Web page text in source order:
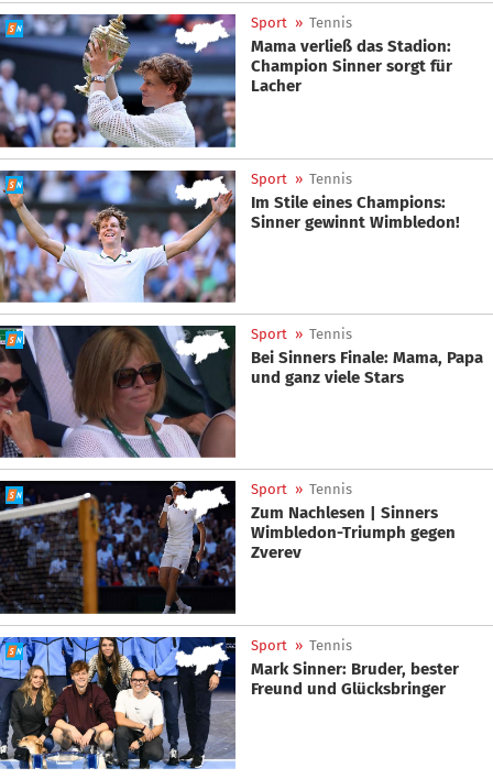
Sport » Tennis
Mama verließ das Stadion:
Champion Sinner sorgt für
Lacher
Sport » Tennis
Im Stile eines Champions:
Sinner gewinnt Wimbledon!
Sport » Tennis
Bei Sinners Finale: Mama, Papa
und ganz viele Stars
Sport » Tennis
Zum Nachlesen | Sinners
Wimbledon-Triumph gegen
Zverev
Sport » Tennis
Mark Sinner: Bruder, bester
Freund und Glücksbringer